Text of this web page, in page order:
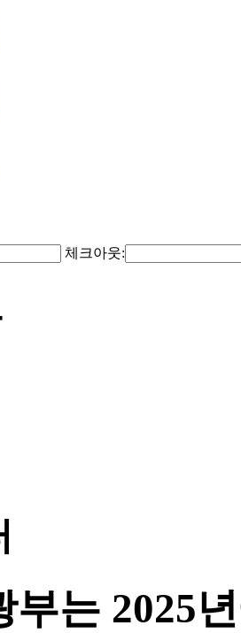
체크아웃:
부는 2025